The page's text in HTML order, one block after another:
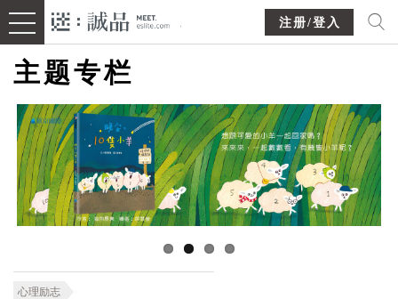
注册/登入
主题专栏
心理励志